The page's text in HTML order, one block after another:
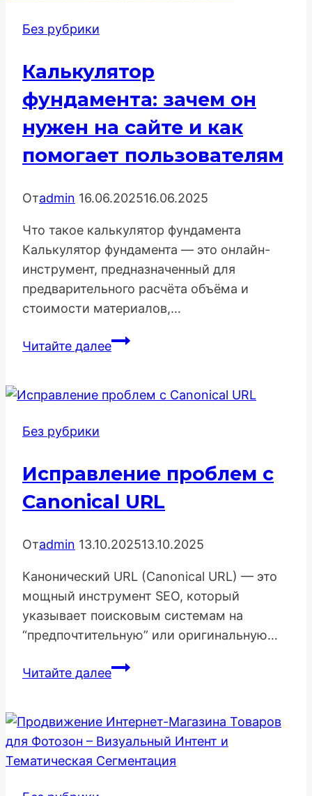
Без рубрики
Калькулятор
фундамента: зачем он
нужен на сайте и как
помогает пользователям
Отadmin 16.06.202516.06.2025
Что такое калькулятор фундамента
Калькулятор фундамента — это онлайн-
инструмент, предназначенный для
предварительного расчёта объёма и
стоимости материалов,…
Читайте далееКалькулятор
он
и
как
помогает
пользователям
Без рубрики
Исправление проблем с
Canonical URL
Отadmin 13.10.202513.10.2025
Канонический URL (Canonical URL) — это
мощный инструмент SEO, который
указывает поисковым системам на
“предпочтительную” или оригинальную…
Читайте далееИсправление
Canonical
URL